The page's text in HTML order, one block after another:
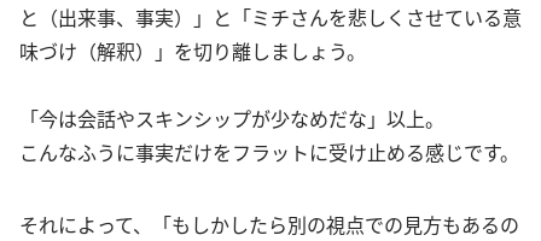
と（出来事、事実）」と「ミチさんを悲しくさせている意
味づけ（解釈）」を切り離しましょう。
「今は会話やスキンシップが少なめだな」以上。
こんなふうに事実だけをフラットに受け止める感じです。
それによって、「もしかしたら別の視点での見方もあるの